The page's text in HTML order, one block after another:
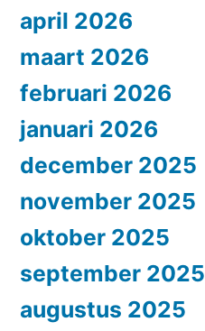
april 2026
maart 2026
februari 2026
januari 2026
december 2025
november 2025
oktober 2025
september 2025
augustus 2025